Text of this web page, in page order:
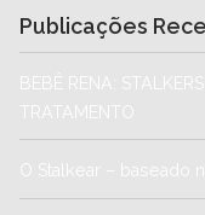
Publicações
BEBÊ RENA:
TRATAMENTO
O Stalkear – baseado